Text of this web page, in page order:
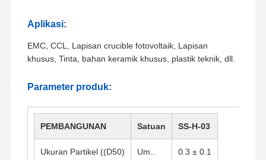
Aplikasi:
EMC, CCL, Lapisan crucible fotovoltaik, Lapisan
khusus, Tinta, bahan keramik khusus, plastik teknik, dll.
Parameter produk:
PEMBANGUNAN Satuan SS-H-03
Ukuran Partikel ((D50) Um.. 0.3 ± 0.1